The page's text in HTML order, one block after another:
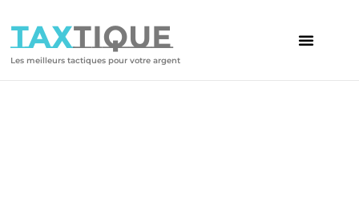
TAXTIQUE
Les meilleurs tactiques pour votre argent